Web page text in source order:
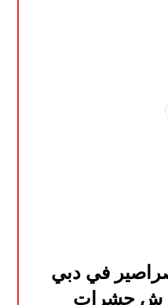
في دبي